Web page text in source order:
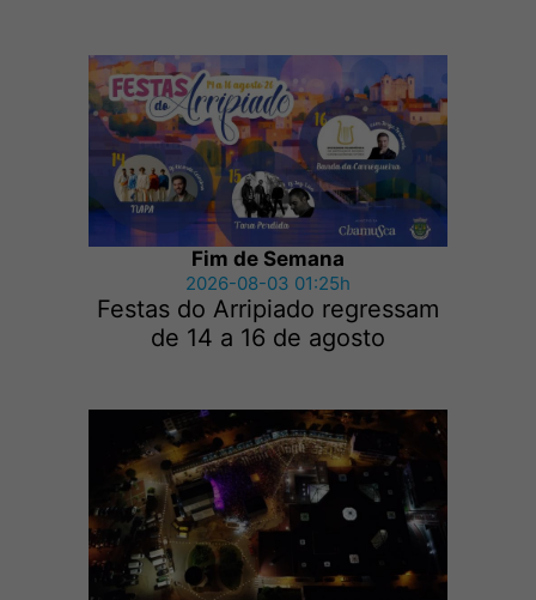
Fim de Semana
2026-08-03 01:25h
Festas do Arripiado regressam
de 14 a 16 de agosto